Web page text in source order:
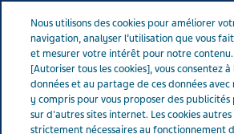
France Nos Produits Product catalog
Nous utilisons des cookies pour améliorer
navigation, analyser l’utilisation que vous
et mesurer votre intérêt pour notre
[Autoriser tous les cookies], vous consentez
données et au partage de ces données avec
y compris pour vous proposer des
sur d'autres sites internet. Les cookies
strictement nécessaires au fonctionnement